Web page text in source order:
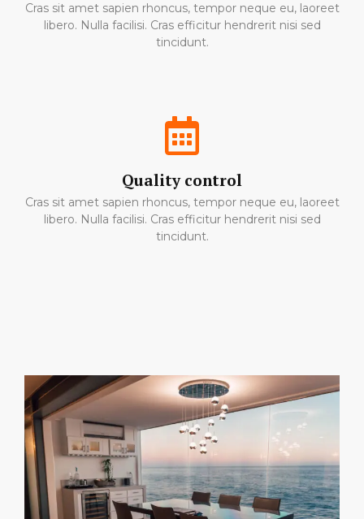
Cras sit amet sapien rhoncus, tempor neque eu, laoreet
libero. Nulla facilisi. Cras efficitur hendrerit nisi sed
tincidunt.
Quality control
Cras sit amet sapien rhoncus, tempor neque eu, laoreet
libero. Nulla facilisi. Cras efficitur hendrerit nisi sed
tincidunt.